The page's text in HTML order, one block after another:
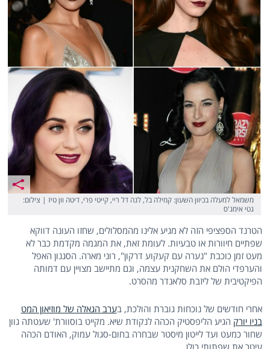
משמאל למעלה בכיוון השעון: קמילה בל, לנה דל ריי, קייטי פרי, דיטה וון טיז | צילום:
גטי אימג'ס
הטרנד הספציפי הזה לא מגיע אלינו מהמסלולים, שחזו העונה דווקא
שפתיים חיוורות או טבעיות. לעומת זאת, את המגמה מקדמת כבר לא
מעט זמן כוכבת "נערה עם קעקוע דרקון", רוני מארה. הסגנון האפל
והערפדי הולם את השחקנית עצמה, וגם מתיישב מצויין עם דמותה
הפיקטיבית של ליזבת סלאנדר מהסרט.
אחרי חודשים של נוכחות גוברת והולכת, בערב הגאלה של מוזיאון המט
בניו יורק הגיע הליפסטיק הכהה לנקודת שיא. מקייט בוסוורת' שעטתה גוון
שחור כמעט ועד לייטון מיסטר שבחרה בחום-סגול עמוק, האודם הכהה